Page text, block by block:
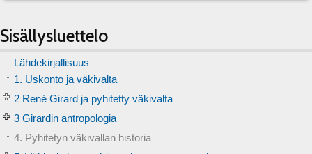
Sisällysluettelo
Lähdekirjallisuus
1. Uskonto ja väkivalta
2 René Girard ja pyhitetty väkivalta
3 Girardin antropologia
4. Pyhitetyn väkivallan historia